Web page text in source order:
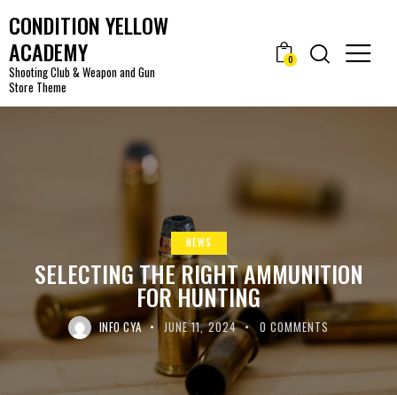
CONDITION YELLOW
ACADEMY
Shooting Club & Weapon and Gun
Store Theme
0
NEWS
SELECTING THE RIGHT AMMUNITION
FOR HUNTING
INFO CYA JUNE 11, 2024 0 COMMENTS